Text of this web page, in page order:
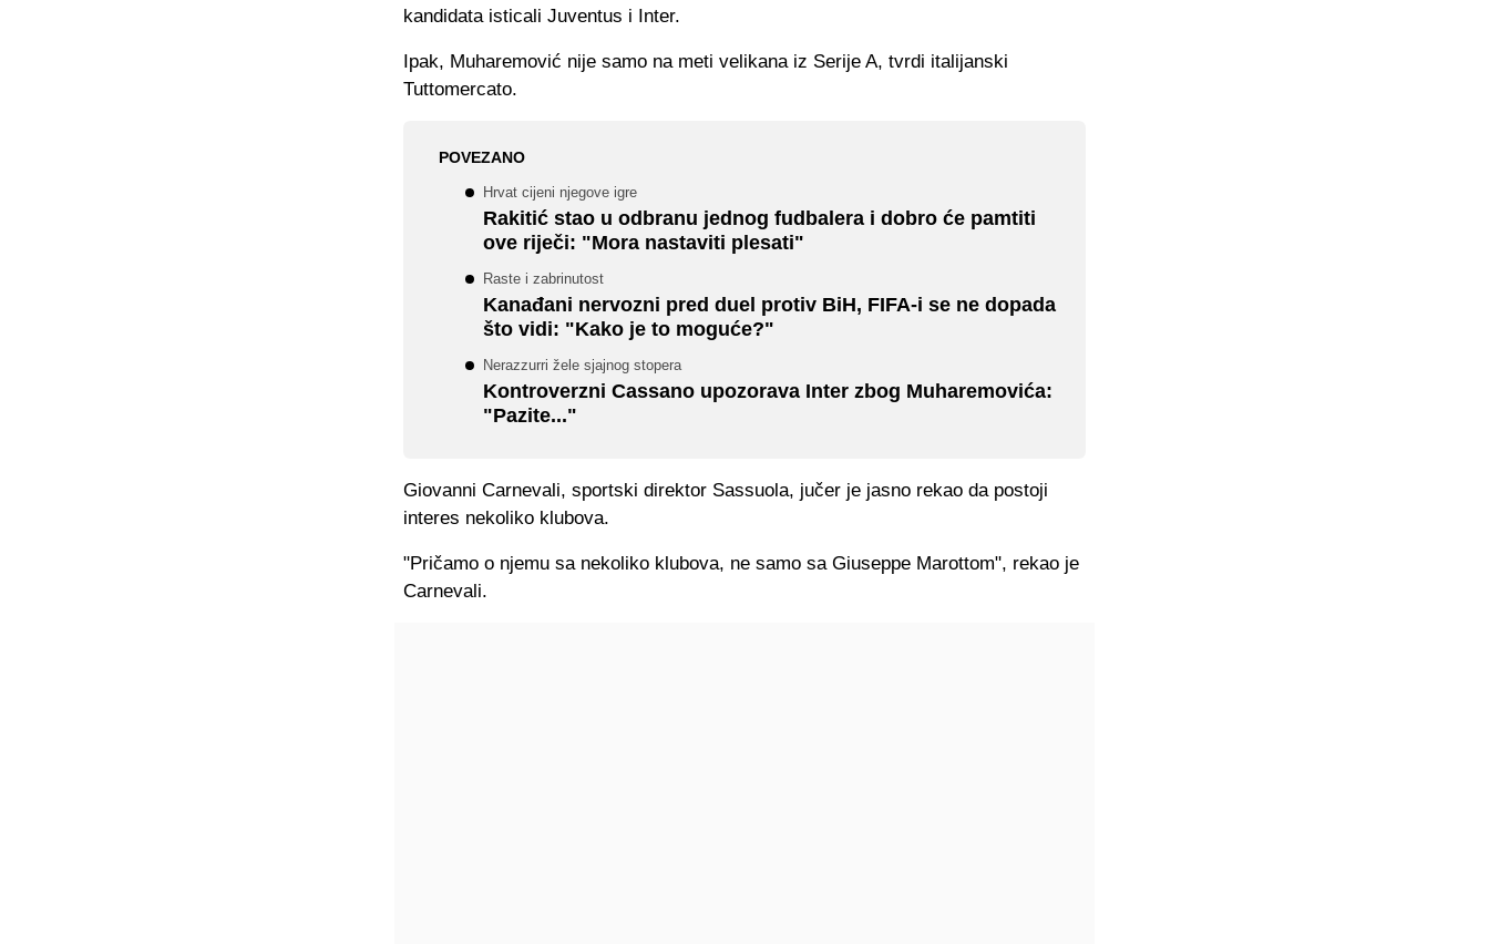
kandidata isticali Juventus i Inter.
Ipak, Muharemović nije samo na meti velikana iz Serije A, tvrdi italijanski
Tuttomercato.
POVEZANO
Hrvat cijeni njegove igre
Rakitić stao u odbranu jednog fudbalera i dobro će pamtiti
ove riječi: "Mora nastaviti plesati"
Raste i zabrinutost
Kanađani nervozni pred duel protiv BiH, FIFA-i se ne dopada
što vidi: "Kako je to moguće?"
Nerazzurri žele sjajnog stopera
Kontroverzni Cassano upozorava Inter zbog Muharemovića:
"Pazite..."
Giovanni Carnevali, sportski direktor Sassuola, jučer je jasno rekao da postoji
interes nekoliko klubova.
"Pričamo o njemu sa nekoliko klubova, ne samo sa Giuseppe Marottom", rekao je
Carnevali.